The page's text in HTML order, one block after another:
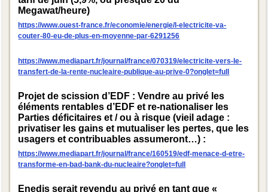
Megawat/heure)
https://www.ouest-france.fr/economie/energie/l-electricite-va-
couter-80-eu-de-plus-en-moyenne-par-6291256
https://www.mediapart.fr/journal/france/070319/electricite-vers-le-
transfert-de-la-rente-nucleaire-publique-au-prive-0?onglet=full
Projet de scission d’EDF : Vendre au privé les
éléments rentables d’EDF et re-nationaliser les
Parties déficitaires et / ou à risque (vieil adage :
privatiser les gains et mutualiser les pertes, que les
usagers et contribuables assumeront…) :
https://www.mediapart.fr/journal/france/160519/edf-menace-d-etre-
transforme-en-bad-bank-du-nucleaire?onglet=full
Enedis serait revendu au privé en tant que «